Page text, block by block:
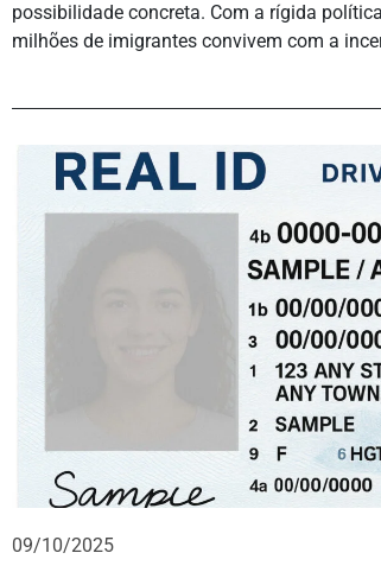
possibilidade concreta. Com a rígida
milhões de imigrantes convivem com a
09/10/2025